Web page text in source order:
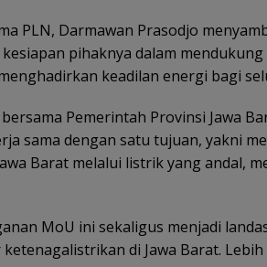
PLN, Darmawan Prasodjo
pihaknya dalam
keadilan energi bagi
Pemerintah Provinsi Jawa
sama dengan satu tujuan, yakni
Barat melalui listrik yang andal,
MoU ini sekaligus menjadi
di Jawa Barat.